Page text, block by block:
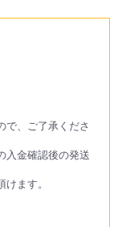
で、ご了承くださ
入金確認後の発送
ます。